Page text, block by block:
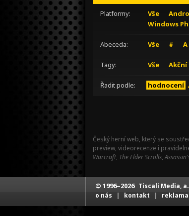
Platformy: Vše
Windows
Abeceda: Vše # A
Tagy: Vše Akční
Řadit podle: hodnocení
Český herní web, který se
preview, videorecenze i
Warcraft, The Elder Scrolls,
© 1996–2026 Tiscali Media,
o nás | kontakt | reklama